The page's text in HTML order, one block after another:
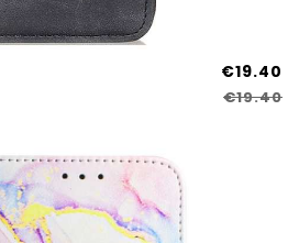
€19.40
€19.40